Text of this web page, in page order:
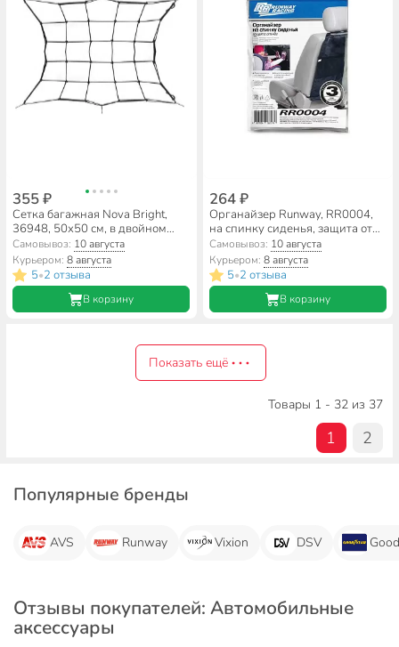
355 ₽
Сетка багажная Nova Bright,
36948, 50х50 см, в двойном
блистере
Самовывоз: 10 августа
Курьером:8 августа
5•2 отзыва
В корзину
264 ₽
Органайзер Runway, RR0004,
на спинку сиденья, защита от
детских ног
Самовывоз: 10 августа
Курьером: 8 августа
5•2 отзыва
В корзину
Показать ещё
Товары 1 - 32 из 37
1 2
Популярные бренды
AVS Runway Vixion DSV
Отзывы покупателей: Автомобильные
аксессуары